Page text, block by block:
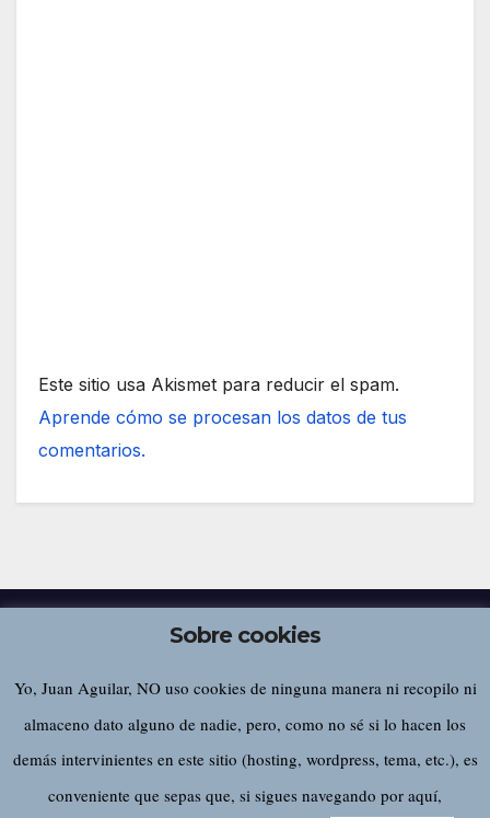
Este sitio usa Akismet para reducir el spam.
Aprende cómo se procesan los datos de tus
comentarios.
Juan Aguilar
Funciona gracias a WordPress|Tema:Newsupde Themeansar
Sobre cookies
Yo, Juan Aguilar, NO uso cookies de ninguna manera ni recopilo ni
almaceno dato alguno de nadie, pero, como no sé si lo hacen los
demás intervinientes en este sitio (hosting, wordpress, tema, etc.), es
conveniente que sepas que, si sigues navegando por aquí,